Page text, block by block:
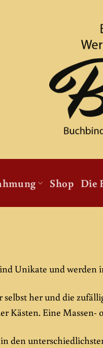
Shop Die
Unikate und werden
selbst her und die
Kästen. Eine
den